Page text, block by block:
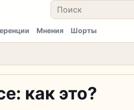
Мнения Шорты
как это?